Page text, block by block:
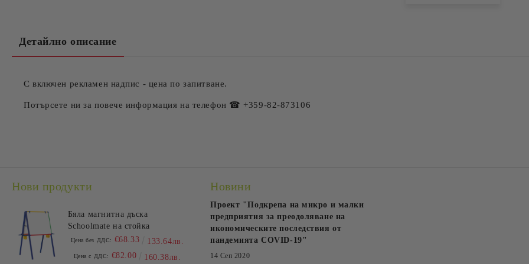
Детайлно описание
С включен рекламен надпис - цена по запитване.
Потърсете ни за повече информация на телефон ☎ +359-82-873106
Нови продукти
Бяла магнитна дъска
Schoolmate на стойка
Цена без ДДС: €68.33 133.64лв.
Цена с ДДС: €82.00 160.38лв.
Новини
Проект "Подкрепа на микро и малки
предприятия за преодоляване на
икономическите последствия от
пандемията COVID-19"
14 Сеп 2020